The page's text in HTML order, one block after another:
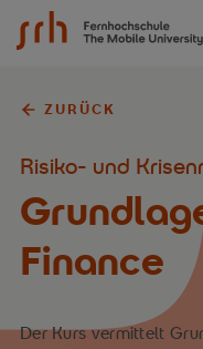
SRH Fernhochschule -
ZURÜCK
Risiko- und
Finance
Der Kurs vermittelt